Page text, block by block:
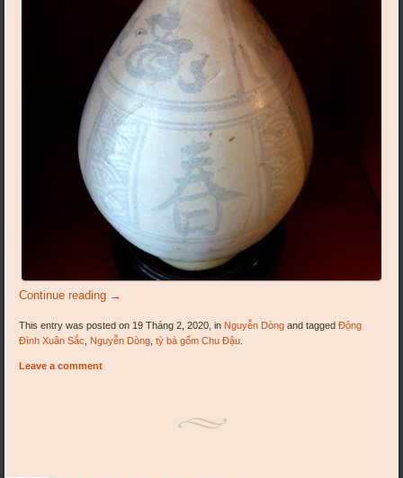
Continue reading →
This entry was posted on 19 Tháng 2, 2020, in Nguyễn Dòng and taggedĐộng
Đình Xuân Sắc
Nguyễn Dòng ,tỳ bà gốm Chu Đậu
Leave a comment